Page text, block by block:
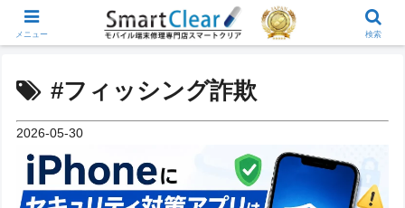
#フィッシング詐欺
2026-05-30
メニュー 検索